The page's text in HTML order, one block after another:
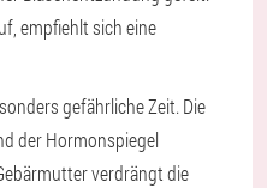
empfiehlt sich eine
gefährliche Zeit. Die
der Hormonspiegel
verdrängt die